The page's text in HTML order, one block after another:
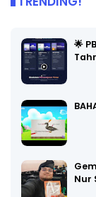
🌟
Nur